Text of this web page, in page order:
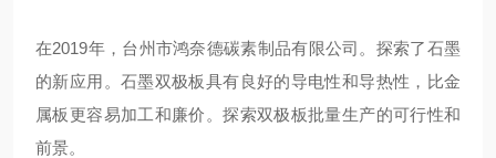
在2019年，台州市鸿奈德碳素制品有限公司。探索了石墨
的新应用。石墨双极板具有良好的导电性和导热性，比金
属板更容易加工和廉价。探索双极板批量生产的可行性和
前景。